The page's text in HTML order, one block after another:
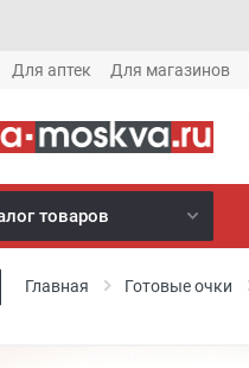
Для аптек Для магазинов
очки (1621)
(1613)
(3769)
товаров
Главная Готовые очки